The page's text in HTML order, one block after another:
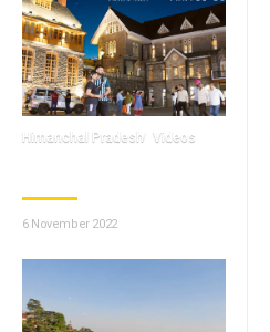
Himanchal Pradesh Videos
6 November 2022